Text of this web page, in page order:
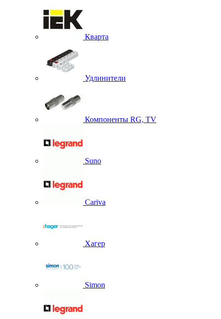
Кварта
Удлинители
Компоненты RG, TV
Suno
Cariva
Хагер
Simon